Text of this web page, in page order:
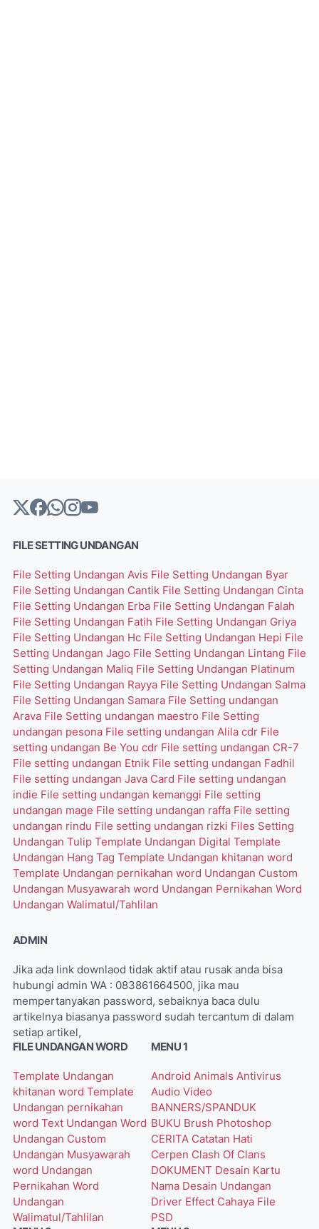
FILE SETTING UNDANGAN
File Setting Undangan Avis File Setting Undangan Byar
File Setting Undangan Cantik File Setting Undangan Cinta
File Setting Undangan Erba File Setting Undangan Falah
File Setting Undangan Fatih File Setting Undangan Griya
File Setting Undangan Hc File Setting Undangan Hepi File
Setting Undangan Jago File Setting Undangan Lintang File
Setting Undangan Maliq File Setting Undangan Platinum
File Setting Undangan Rayya File Setting Undangan Salma
File Setting Undangan Samara File Setting undangan
Arava File Setting undangan maestro File Setting
undangan pesona File setting undangan Alila cdr File
setting undangan Be You cdr File setting undangan CR-7
File setting undangan Etnik File setting undangan Fadhil
File setting undangan Java Card File setting undangan
indie File setting undangan kemanggi File setting
undangan mage File setting undangan raffa File setting
undangan rindu File setting undangan rizki Files Setting
Undangan Tulip Template Undangan Digital Template
Undangan Hang Tag Template Undangan khitanan word
Template Undangan pernikahan word Undangan Custom
Undangan Musyawarah word Undangan Pernikahan Word
Undangan Walimatul/Tahlilan
ADMIN
Jika ada link downlaod tidak aktif atau rusak anda bisa
hubungi admin WA : 083861664500, jika mau
mempertanyakan password, sebaiknya baca dulu
artikelnya biasanya password sudah tercantum di dalam
setiap artikel,
FILE UNDANGAN WORD
Template Undangan
khitanan word Template
Undangan pernikahan
word Text Undangan Word
Undangan Custom
Undangan Musyawarah
word Undangan
Pernikahan Word
Undangan
Walimatul/Tahlilan
MENU 1
Android Animals Antivirus
Audio Video
BANNERS/SPANDUK
BUKU Brush Photoshop
CERITA Catatan Hati
Cerpen Clash Of Clans
DOKUMENT Desain Kartu
Nama Desain Undangan
Driver Effect Cahaya File
PSD